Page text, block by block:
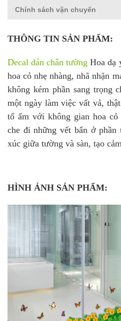
Chính sách vận chuyển
THÔNG TIN SẢN PHẨM:
Decal dán chân tường Hoa dạ
hoa cỏ nhẹ nhàng, nhã nhặn
không kém phần sang trọng
một ngày làm việc vất vả,
tổ ấm với không gian hoa
che đi những vết bẩn ở
xúc giữa tường và sàn, tạo
HÌNH ẢNH SẢN PHẨM: